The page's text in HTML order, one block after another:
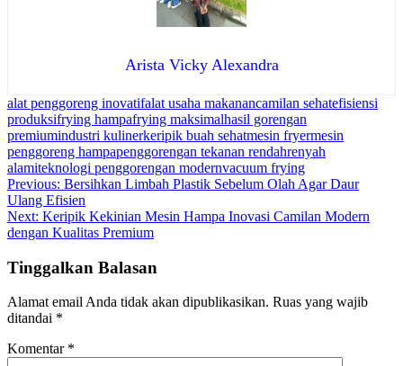
Arista Vicky Alexandra
alat penggoreng inovatifalat usaha makanancamilan sehatefisiensi
produksifrying hampafrying maksimalhasil gorengan
premiumindustri kulinerkeripik buah sehatmesin fryermesin
penggoreng hampapenggorengan tekanan rendahrenyah
alamiteknologi penggorengan modernvacuum frying
Navigasi
pos
Previous: Bersihkan Limbah Plastik Sebelum Olah Agar Daur
Ulang Efisien
Next: Keripik Kekinian Mesin Hampa Inovasi Camilan Modern
dengan Kualitas Premium
Tinggalkan Balasan
Alamat email Anda tidak akan dipublikasikan. Ruas yang wajib
ditandai *
Komentar *